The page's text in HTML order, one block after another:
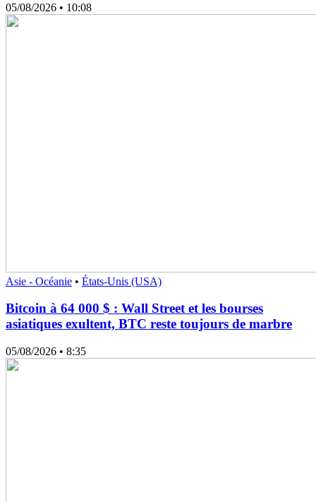
05/08/2026 • 10:08
Asie - Océanie • États-Unis (USA)
Bitcoin à 64 000 $ : Wall Street et les bourses
asiatiques exultent, BTC reste toujours de marbre
05/08/2026 • 8:35